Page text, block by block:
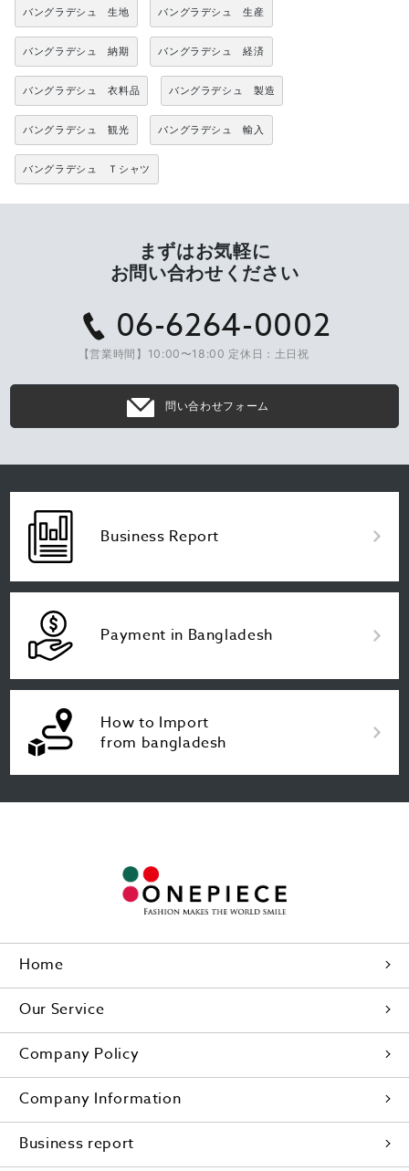
バングラデシュ 生地 バングラデシュ 生産
バングラデシュ 納期 バングラデシュ 経済
バングラデシュ 衣料品 バングラデシュ 製造
バングラデシュ 観光 バングラデシュ 輸入
バングラデシュ Ｔシャツ
まずはお気軽に
お問い合わせください
06-6264-0002
【営業時間】10:00〜18:00 定休日：土日祝
問い合わせフォーム
Business Report
Payment in Bangladesh
How to Import
from bangladesh
Home
Our Service
Company Policy
Company Information
Business report